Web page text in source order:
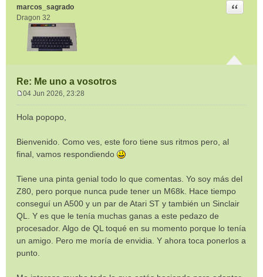
marcos_sagrado
Dragon 32
Re: Me uno a vosotros
Citar
n
a
j
04 Jun 2026, 23:28
Hola popopo,
Bienvenido. Como ves, este foro tiene sus ritmos pero, al
final, vamos respondiendo
Tiene una pinta genial todo lo que comentas. Yo soy más del
Z80, pero porque nunca pude tener un M68k. Hace tiempo
conseguí un A500 y un par de Atari ST y también un Sinclair
QL. Y es que le tenía muchas ganas a este pedazo de
procesador. Algo de QL toqué en su momento porque lo tenía
un amigo. Pero me moría de envidia. Y ahora toca ponerlos a
punto.